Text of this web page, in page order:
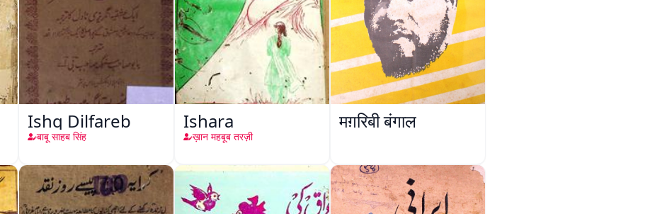
Ishq Dilfareb
बाबू साहब सिंह
Ishara
ख़ान महबूब तरज़ी
मग़रिबी बंगाल